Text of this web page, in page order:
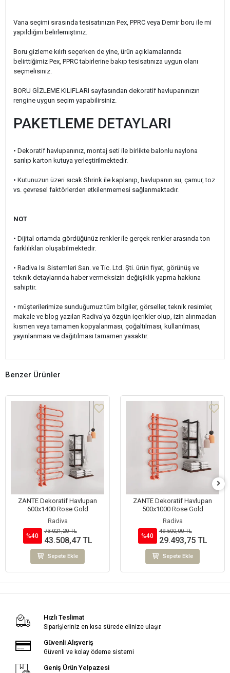
Vana seçimi sırasında tesisatınızın Pex, PPRC veya Demir boru ile mi
yapıldığını belirlemiştiniz.
Boru gizleme kılıfı seçerken de yine, ürün açıklamalarında
belirttiğimiz Pex, PPRC tabirlerine bakıp tesisatınıza uygun olanı
seçmelisiniz.
BORU GİZLEME KILIFLARI sayfasından dekoratif havlupanınızın
rengine uygun seçim yapabilirsiniz.
PAKETLEME DETAYLARI
• Dekoratif havlupanınız, montaj seti ile birlikte balonlu naylona
sarılıp karton kutuya yerleştirilmektedir.
• Kutunuzun üzeri sıcak Shrink ile kaplanıp, havlupanın su, çamur, toz
vs. çevresel faktörlerden etkilenmemesi sağlanmaktadır.
NOT
• Dijital ortamda gördüğünüz renkler ile gerçek renkler arasında ton
farklılıkları oluşabilmektedir.
• Radiva Isı Sistemleri San. ve Tic. Ltd. Şti. ürün fiyat, görünüş ve
teknik detaylarında haber vermeksizin değişiklik yapma hakkına
sahiptir.
• müşterilerimize sunduğumuz tüm bilgiler, görseller, teknik resimler,
makale ve blog yazıları Radiva'ya özgün içerikler olup, izin alınmadan
kısmen veya tamamen kopyalanması, çoğaltılması, kullanılması,
yayınlanması ve dağıtılması tamamen yasaktır.
Benzer Ürünler
ZANTE Dekoratif Havlupan
600x1400 Rose Gold
Radiva
%40
73.021,20 TL
43.508,47 TL
Sepete Ekle
ZANTE Dekoratif Havlupan
500x1000 Rose Gold
Radiva
%40
49.500,00 TL
29.493,75 TL
Sepete Ekle
Hızlı Teslimat
Siparişleriniz en kısa sürede elinize ulaşır.
Güvenli Alışveriş
Güvenli ve kolay ödeme sistemi
Geniş Ürün Yelpazesi